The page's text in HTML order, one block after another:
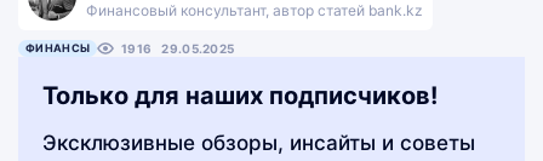
Финансовый консультант, автор статей bank.kz
ФИНАНСЫ 1916 29.05.2025
Только для наших подписчиков!
Эксклюзивные обзоры, инсайты и советы